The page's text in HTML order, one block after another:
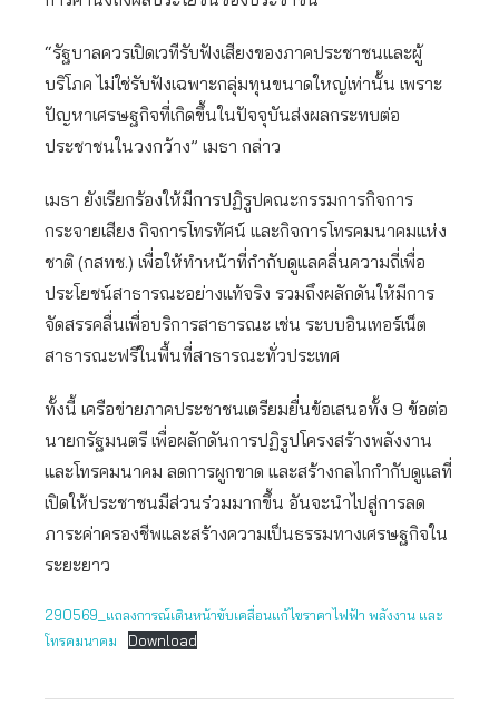
“รัฐบาลควรเปิดเวทีรับฟังเสียงของภาคประชาชนและผู้
บริโภค ไม่ใช่รับฟังเฉพาะกลุ่มทุนขนาดใหญ่เท่านั้น เพราะ
ปัญหาเศรษฐกิจที่เกิดขึ้นในปัจจุบันส่งผลกระทบต่อ
ประชาชนในวงกว้าง” เมธา กล่าว
เมธา ยังเรียกร้องให้มีการปฏิรูปคณะกรรมการกิจการ
กระจายเสียง กิจการโทรทัศน์ และกิจการโทรคมนาคมแห่ง
ชาติ (กสทช.) เพื่อให้ทำหน้าที่กำกับดูแลคลื่นความถี่เพื่อ
ประโยชน์สาธารณะอย่างแท้จริง รวมถึงผลักดันให้มีการ
จัดสรรคลื่นเพื่อบริการสาธารณะ เช่น ระบบอินเทอร์เน็ต
สาธารณะฟรีในพื้นที่สาธารณะทั่วประเทศ
ทั้งนี้ เครือข่ายภาคประชาชนเตรียมยื่นข้อเสนอทั้ง 9 ข้อต่อ
นายกรัฐมนตรี เพื่อผลักดันการปฏิรูปโครงสร้างพลังงาน
และโทรคมนาคม ลดการผูกขาด และสร้างกลไกกำกับดูแลที่
เปิดให้ประชาชนมีส่วนร่วมมากขึ้น อันจะนำไปสู่การลด
ภาระค่าครองชีพและสร้างความเป็นธรรมทางเศรษฐกิจใน
ระยะยาว
290569_แถลงการณ์เดินหน้าขับเคลื่อนแก้ไขราคาไฟฟ้า พลังงาน และ
โทรคมนาคม
Download